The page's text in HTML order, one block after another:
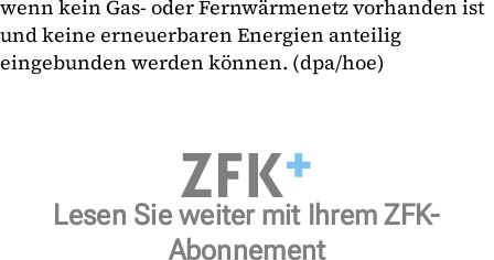
wenn kein Gas- oder Fernwärmenetz vorhanden ist
und keine erneuerbaren Energien anteilig
eingebunden werden können. (dpa/hoe)
Lesen Sie weiter mit Ihrem ZFK-
Abonnement